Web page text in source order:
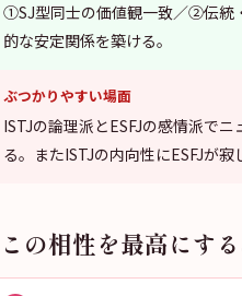
①SJ型同士の価値観一致／②伝
的な安定関係を築ける。
ぶつかりやすい場面
ISTJの論理派とESFJの感情派で
る。またISTJの内向性にESFJが寂
この相性を最高にす